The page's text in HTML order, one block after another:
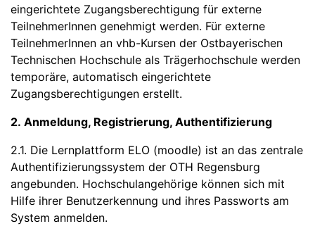
eingerichtete Zugangsberechtigung für externe
TeilnehmerInnen genehmigt werden. Für externe
TeilnehmerInnen an vhb-Kursen der Ostbayerischen
Technischen Hochschule als Trägerhochschule werden
temporäre, automatisch eingerichtete
Zugangsberechtigungen erstellt.
2. Anmeldung, Registrierung, Authentifizierung
2.1. Die Lernplattform ELO (moodle) ist an das zentrale
Authentifizierungssystem der OTH Regensburg
angebunden. Hochschulangehörige können sich mit
Hilfe ihrer Benutzerkennung und ihres Passworts am
System anmelden.